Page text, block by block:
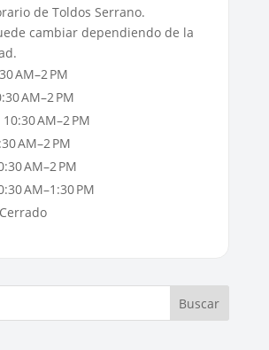
de Toldos Serrano.
cambiar dependiendo de la
AM–2 PM
AM–2 PM
AM–2 PM
AM–2 PM
AM–2 PM
AM–1:30 PM
Buscar